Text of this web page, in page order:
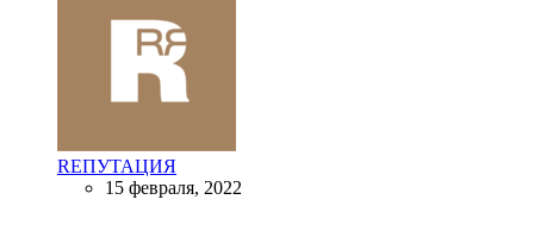
RЕПУТАЦИЯ
15 февраля, 2022